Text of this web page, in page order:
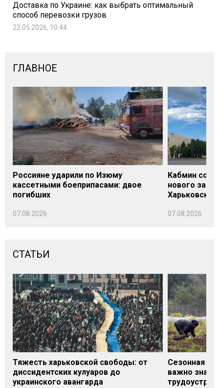
Доставка по Украине: как выбрать оптимальный
способ перевозки грузов
22.05.2026, 10:44
ГЛАВНОЕ
Россияне ударили по Изюму
кассетными боеприпасами: двое
погибших
07.08.2026
Кабмин
нового
07.08.2026
СТАТЬИ
Тяжесть харьковской свободы: от
диссидентских кулуаров до
украинского авангарда
Сезонная
важно знать